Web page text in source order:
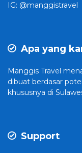
IG: @manggistravel
Apa yang
Manggis Travel
dibuat berdasar
khususnya di
Support